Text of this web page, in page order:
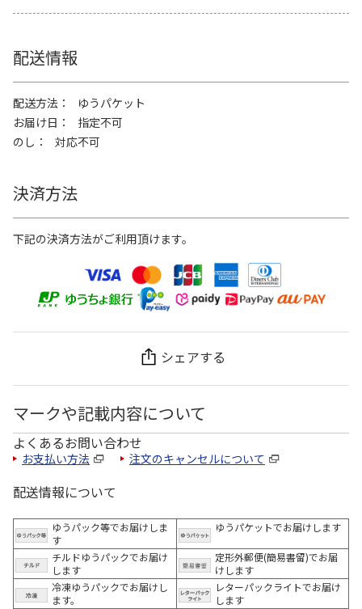
配送情報
配送方法
ゆうパケット
お届け日
指定不可
のし
対応不可
決済方法
下記の決済方法がご利用頂けます。
シェアする
マークや記載内容について
よくあるお問い合わせ
お支払い方法 注文のキャンセルについて
配送情報について
ゆうパック等でお届けしま
す
ゆうパケットでお届けします
チルドゆうパックでお届け
します
定形外郵便(簡易書留)でお届
けします
冷凍ゆうパックでお届けし
ます。
レターパックライトでお届け
します